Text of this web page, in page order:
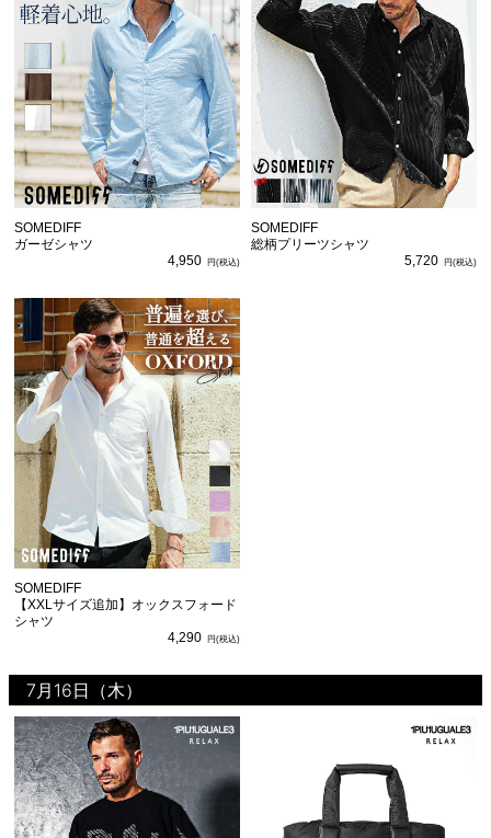
SOMEDIFF
ガーゼシャツ
4,950
SOMEDIFF
総柄プリーツシャツ
5,720
SOMEDIFF
【XXLサイズ追加】オックスフォード
シャツ
4,290
7月16日（木）